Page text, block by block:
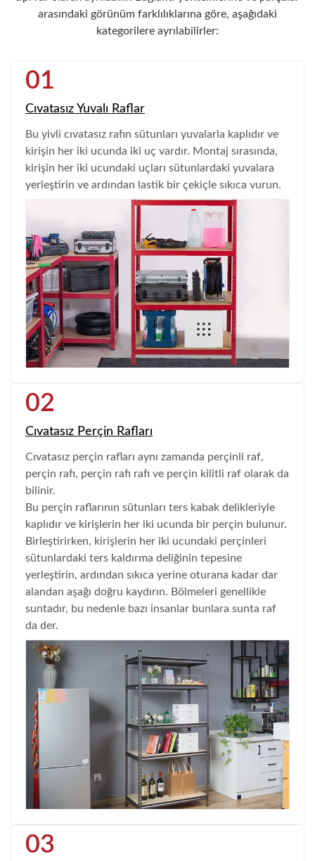
arasındaki görünüm farklılıklarına göre, aşağıdaki
kategorilere ayrılabilirler:
Cıvatasız Yuvalı Raflar
Bu yivli cıvatasız rafın sütunları yuvalarla kaplıdır ve
kirişin her iki ucunda iki uç vardır. Montaj sırasında,
kirişin her iki ucundaki uçları sütunlardaki yuvalara
yerleştirin ve ardından lastik bir çekiçle sıkıca vurun.
01
Cıvatasız Perçin Rafları
Cıvatasız perçin rafları aynı zamanda perçinli raf,
perçin rafı, perçin rafı rafı ve perçin kilitli raf olarak da
bilinir.
Bu perçin raflarının sütunları ters kabak delikleriyle
kaplıdır ve kirişlerin her iki ucunda bir perçin bulunur.
Birleştirirken, kirişlerin her iki ucundaki perçinleri
sütunlardaki ters kaldırma deliğinin tepesine
yerleştirin, ardından sıkıca yerine oturana kadar dar
alandan aşağı doğru kaydırın. Bölmeleri genellikle
suntadır, bu nedenle bazı insanlar bunlara sunta raf
da der.
02
03